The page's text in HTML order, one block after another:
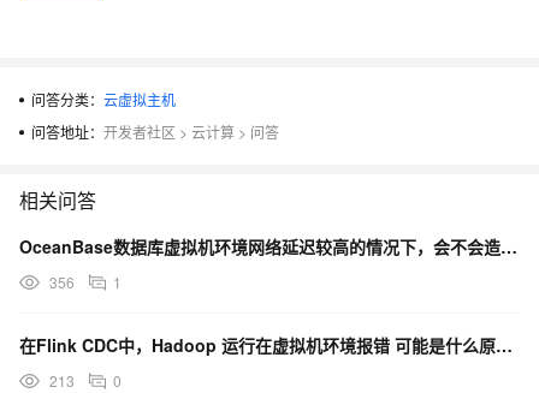
问答分类： 云虚拟主机
问答地址： 开发者社区 > 云计算 > 问答
相关问答
OceanBase数据库虚拟机环境网络延迟较高的情况下，会不会造成数据库性能的降低？
356 1
在Flink CDC中，Hadoop 运行在虚拟机环境报错 可能是什么原因呢？
213 0